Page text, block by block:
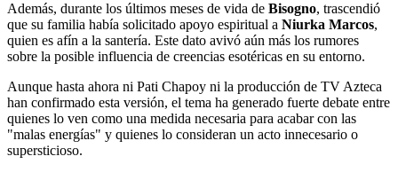
Además, durante los últimos meses de vida de Bisogno, trascendió
que su familia había solicitado apoyo espiritual a Niurka Marcos,
quien es afín a la santería. Este dato avivó aún más los rumores
sobre la posible influencia de creencias esotéricas en su entorno.
Aunque hasta ahora ni Pati Chapoy ni la producción de TV Azteca
han confirmado esta versión, el tema ha generado fuerte debate entre
quienes lo ven como una medida necesaria para acabar con las
"malas energías" y quienes lo consideran un acto innecesario o
supersticioso.